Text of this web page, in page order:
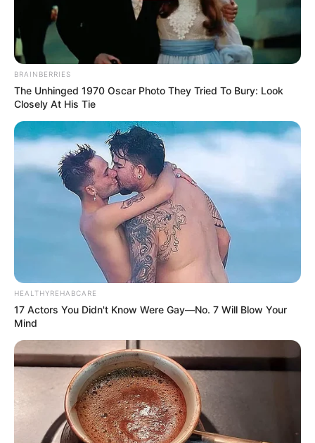
BRAINBERRIES
The Unhinged 1970 Oscar Photo They Tried To Bury: Look
Closely At His Tie
HEALTHYREHABCARE
17 Actors You Didn't Know Were Gay—No. 7 Will Blow Your
Mind